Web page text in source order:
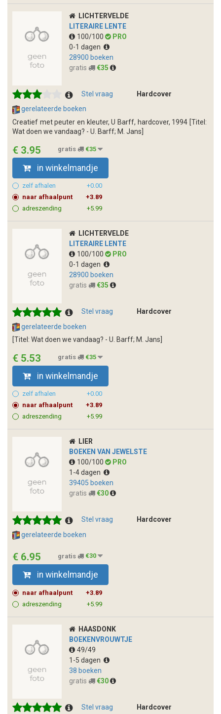
LICHTERVELDE
LITERAIRE LENTE
100/100
PRO
0-1 dagen
28900 boeken
gratis
€35
Stel vraag
Hardcover
gerelateerde boeken
Creatief met peuter en kleuter, U Barff, hardcover, 1994 [Titel:
Wat doen we vandaag? - U. Barff; M. Jans]
€ 3.95 gratis €35
in winkelmandje
zelf afhalen
+0.00
naar afhaalpunt
+3.89
adreszending
+5.99
LICHTERVELDE
LITERAIRE LENTE
100/100
PRO
0-1 dagen
28900 boeken
gratis
€35
Stel vraag
Hardcover
gerelateerde boeken
[Titel: Wat doen we vandaag? - U. Barff; M. Jans]
€ 5.53 gratis €35
in winkelmandje
zelf afhalen
+0.00
naar afhaalpunt
+3.89
adreszending
+5.99
LIER
BOEKEN VAN JEWELSTE
100/100
PRO
1-4 dagen
39405 boeken
gratis
€30
Stel vraag
Hardcover
gerelateerde boeken
€ 6.95 gratis €30
in winkelmandje
naar afhaalpunt
+3.89
adreszending
+5.99
HAASDONK
BOEKENVROUWTJE
49/49
1-5 dagen
38 boeken
gratis
€30
Stel vraag
Hardcover